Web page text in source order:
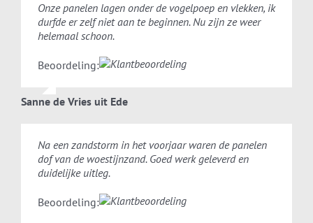
Onze panelen lagen onder de vogelpoep en vlekken, ik
durfde er zelf niet aan te beginnen. Nu zijn ze weer
helemaal schoon.
Beoordeling:
Sanne de Vries uit Ede
Na een zandstorm in het voorjaar waren de panelen
dof van de woestijnzand. Goed werk geleverd en
duidelijke uitleg.
Beoordeling: